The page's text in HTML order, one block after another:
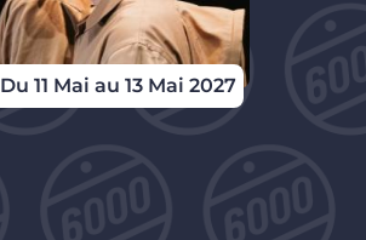
Du 11 Mai au 13 Mai 2027